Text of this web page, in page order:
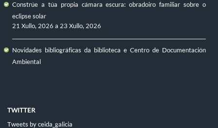
Constrúe a túa propia cámara escura: obradoiro familiar sobre o
eclipse solar
21 Xullo, 2026 a 23 Xullo, 2026
Novidades bibliográficas da biblioteca e Centro de Documentación
Ambiental
TWITTER
Tweets by ceida_galicia